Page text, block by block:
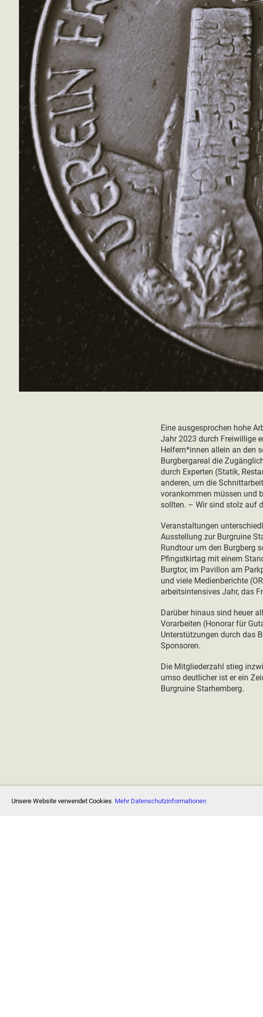
Unsere Website verwendet Cookies Mehr Datenschutzinformationen
Eine ausgesprochen hohe
Jahr 2023 durch Freiwillige
Helfern*innen allein an den
Burgbergareal die
durch Experten (Statik,
anderen, um die
vorankommen müssen und
sollten. – Wir sind stolz auf
Veranstaltungen
Ausstellung zur Burgruine
Rundtour um den Burgberg
Pfingstkirtag mit einem
Burgtor, im Pavillon am
und viele Medienberichte
arbeitsintensives Jahr, das
Darüber hinaus sind heuer
Vorarbeiten (Honorar für
Unterstützungen durch das
Sponsoren.
Die Mitgliederzahl stieg
umso deutlicher ist er ein
Burgruine Starhemberg.